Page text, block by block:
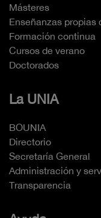
Másteres
Enseñanzas propias
Formación continua
Cursos de verano
Doctorados
La UNIA
BOUNIA
Directorio
Secretaría General
Administración y
Transparencia